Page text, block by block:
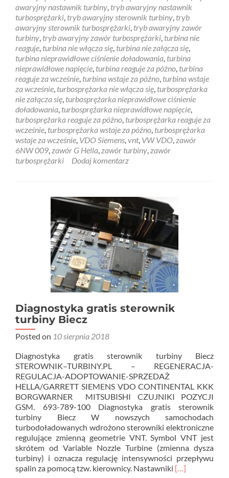
awaryjny nastawnik turbiny tryb awaryjny nastawnik
turbosprężarki tryb awaryjny sterownik turbiny tryb
awaryjny sterownik turbosprężarki tryb awaryjny zawór
turbiny tryb awaryjny zawór turbosprężarki turbina nie
reaguje turbina nie włącza się turbina nie załącza się
turbina nieprawidłowe ciśnienie doładowania turbina
nieprawidłowe napięcie turbina reaguje za późno turbina
reaguje za wcześnie turbina wstaje za późno turbina wstaje
za wcześnie turbosprężarka nie włącza się turbosprężarka
nie załącza się turbosprężarka nieprawidłowe ciśnienie
doładowania turbosprężarka nieprawidłowe napięcie
turbosprężarka reaguje za późno turbosprężarka reaguje za
wcześnie turbosprężarka wstaje za późno turbosprężarka
wstaje za wcześnie VDO Siemens vnt, VW VDO zawór
6NW 009 zawór G Hella zawór turbiny zawór
turbosprężarki
Dodaj komentarz
Diagnostyka gratis sterownik
turbiny Biecz
Posted on 10 sierpnia 2018
Diagnostyka gratis sterownik turbiny Biecz
STEROWNIK–TURBINY.PL – REGENERACJA-
REGULACJA-ADOPTOWANIE-SPRZEDAŻ
HELLA/GARRETT SIEMENS VDO CONTINENTAL KKK
BORGWARNER MITSUBISHI CZUJNIKI POZYCJI
GSM. 693-789-100 Diagnostyka gratis sterownik
turbiny Biecz W nowszych samochodach
turbodoładowanych wdrożono sterowniki elektroniczne
regulujące zmienną geometrie VNT. Symbol VNT jest
skrótem od Variable Nozzle Turbine (zmienna dysza
turbiny) i oznacza regulację intensywności przepływu
spalin za pomocą tzw. kierownicy. Nastawniki Read
[…]